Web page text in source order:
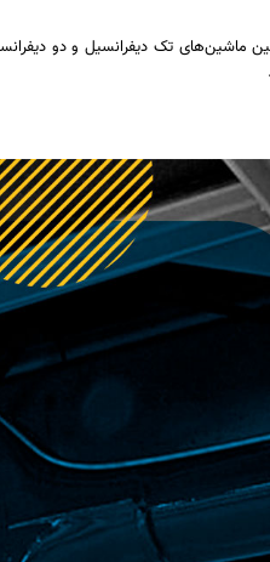
ماشین‌های تک دیفرانسیل و دو